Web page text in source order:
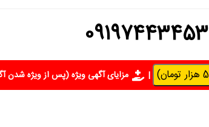
| مزایای آگهی ویژه(پس از ویژه شدن